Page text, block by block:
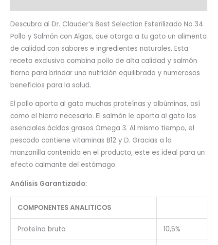
85gr
cantidad
Descubra al Dr. Clauder’s Best Selection Esterilizado No 34
Pollo y Salmón con Algas, que otorga a tu gato un alimento
de calidad con sabores e ingredientes naturales. Esta
receta exclusiva combina pollo de alta calidad y salmón
tierno para brindar una nutrición equilibrada y numerosos
beneficios para la salud.
El pollo aporta al gato muchas proteínas y albúminas, así
como el hierro necesario. El salmón le aporta al gato los
esenciales ácidos grasos Omega 3. Al mismo tiempo, el
pescado contiene vitaminas B12 y D. Gracias a la
manzanilla contenida en el producto, este es ideal para un
efecto calmante del estómago.
Análisis Garantizado:
COMPONENTES ANALITICOS
Proteína bruta 10,5%